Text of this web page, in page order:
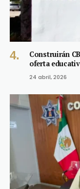
Construirán
oferta
24 abril, 2026